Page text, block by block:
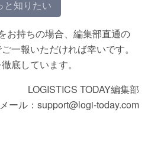
と知りたい
お持ちの場合、編集部直通の
一報いただければ幸いです。
底しています。
LOGISTICS TODAY編集部
メール：support@logi-today.com